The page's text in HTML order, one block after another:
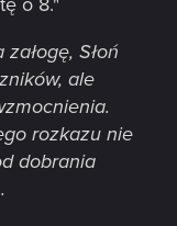
Słoń
ale
rozkazu nie
dobrania